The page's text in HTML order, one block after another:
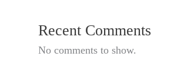
Recent Comments
No comments to show.